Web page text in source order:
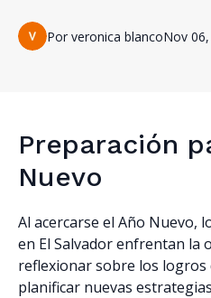
Nov
Por veronica blanco
Preparación
Nuevo
Al acercarse el Año Nuevo,
en El Salvador enfrentan la
reflexionar sobre los
planificar nuevas